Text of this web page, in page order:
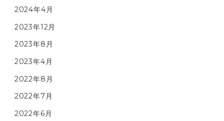
2024年4月
2023年12月
2023年8月
2023年4月
2022年8月
2022年7月
2022年6月